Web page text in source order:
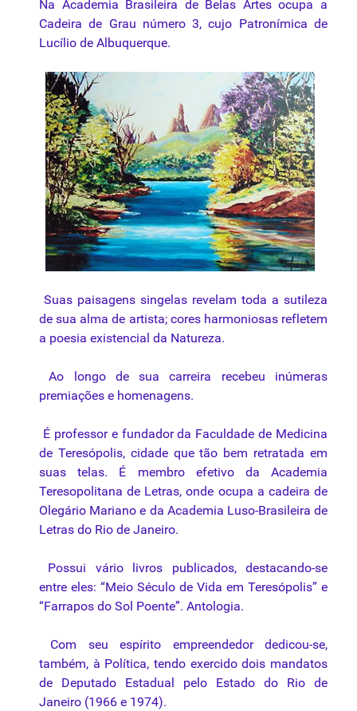
Na Academia Brasileira de Belas Artes ocupa a
Cadeira de Grau número 3, cujo Patronímica de
Lucílio de Albuquerque.
Suas paisagens singelas revelam toda a sutileza
de sua alma de artista; cores harmoniosas refletem
a poesia existencial da Natureza.
Ao longo de sua carreira recebeu inúmeras
premiações e homenagens.
É professor e fundador da Faculdade de Medicina
de Teresópolis, cidade que tão bem retratada em
suastelas. É membro efetivo da Academia
Teresopolitana de Letras, onde ocupa a cadeira de
Olegário Mariano e da Academia Luso-Brasileira de
Letras do Rio de Janeiro.
Possui vário livros publicados, destacando-se
entre eles: “Meio Século de Vida em Teresópolis” e
“Farrapos do Sol Poente”. Antologia.
Com seu espírito empreendedor dedicou-se,
também, à Política, tendo exercido dois mandatos
de Deputado Estadual pelo Estado do Rio de
Janeiro (1966 e 1974).